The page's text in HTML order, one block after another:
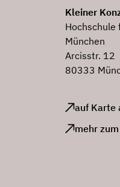
Kleiner
Hochschule
München
Arcisstr. 12
80333
auf Karte
mehr